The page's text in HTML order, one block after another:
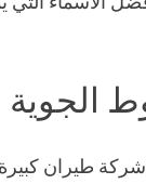
طيران كبيرة